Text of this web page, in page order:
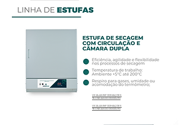
VEJA AS INFORMAÇÕES
TÉCNICAS DO PRODUTO
VEJA AS INFORMAÇÕES
TÉCNICAS DO PRODUTO